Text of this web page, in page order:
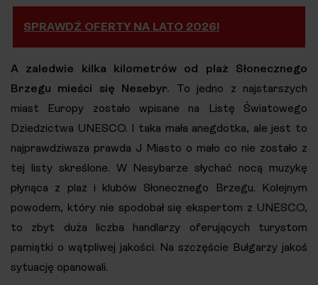
SPRAWDŹ OFERTY NA LATO 2026!
A zaledwie kilka kilometrów od plaż Słonecznego
Brzegu mieści się Nesebyr. To jedno z najstarszych
miast Europy zostało wpisane na Listę Światowego
Dziedzictwa UNESCO. I taka mała anegdotka, ale jest to
najprawdziwsza prawda J Miasto o mało co nie zostało z
tej listy skreślone. W Nesybarze słychać nocą muzykę
płynąca z plaż i klubów Słonecznego Brzegu. Kolejnym
powodem, który nie spodobał się ekspertom z UNESCO,
to zbyt duża liczba handlarzy oferujących turystom
pamiątki o wątpliwej jakości. Na szczęście Bułgarzy jakoś
sytuację opanowali.